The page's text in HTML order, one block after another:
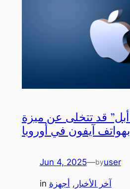
أبل” قد تتخلى عن ميزة “AirDrop”
بهواتف آيفون في أوروبا
Jun 4, 2025—byuser
in آخر الأخبار , أجهزة